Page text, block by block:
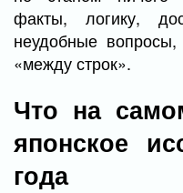
факты, логику,
неудобные
«между строк».
Что на
японское
года